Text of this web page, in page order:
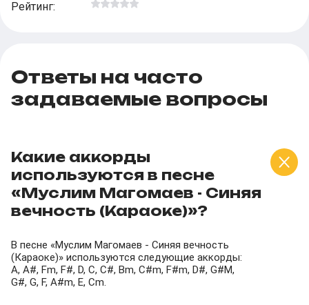
Рейтинг:
Ответы на часто
задаваемые вопросы
Какие аккорды
используются в песне
«Муслим Магомаев - Синяя
вечность (Караоке)»?
В песне «Муслим Магомаев - Синяя вечность
(Караоке)» используются следующие аккорды:
A, A#, Fm, F#, D, C, C#, Bm, C#m, F#m, D#, G#M,
G#, G, F, A#m, E, Cm.